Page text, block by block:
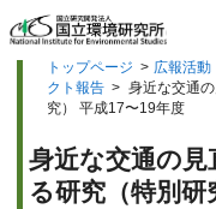
トップページ > 広報活動
クト報告 > 身近な交通
究） 平成17〜19年度
身近な交通の
る研究（特別研